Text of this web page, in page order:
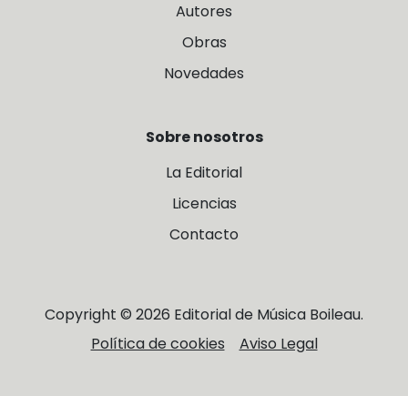
Autores
Obras
Novedades
Sobre nosotros
La Editorial
Licencias
Contacto
Copyright © 2026 Editorial de Música Boileau.
Política de cookies
Aviso Legal